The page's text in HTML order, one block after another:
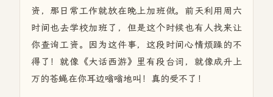
资，那日常工作就放在晚上加班做。前天利用周六
时间也去学校加班了，但是这个时候也有人找来让
你查询工资。因为这件事，这段时间心情烦躁的不
得了！就像《大话西游》里有段台词，就像成升上
万的苍蝇在你耳边嗡嗡地叫！真的受不了！